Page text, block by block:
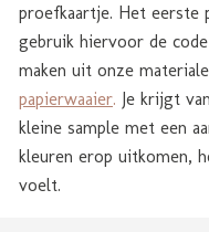
proefkaartje. Het eerste
gebruik hiervoor de code
maken uit onze
papierwaaier. Je krijgt
kleine sample met een
kleuren erop uitkomen,
voelt.